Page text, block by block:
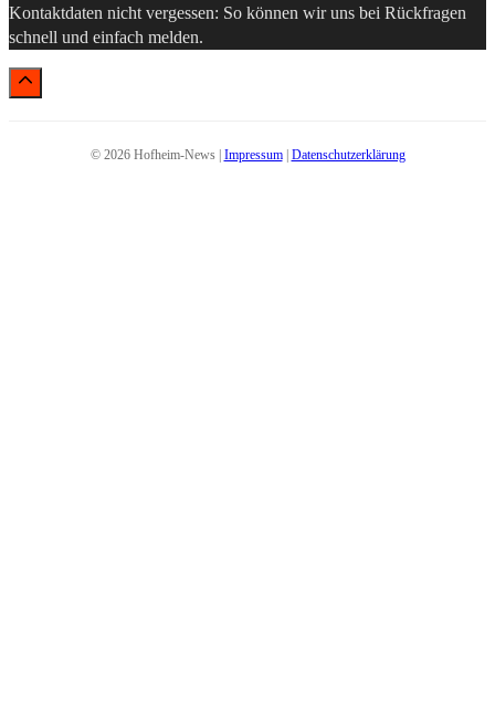
Kontaktdaten nicht vergessen: So können wir uns bei Rückfragen
schnell und einfach melden.
© 2026 Hofheim-News | Impressum| Datenschutzerklärung